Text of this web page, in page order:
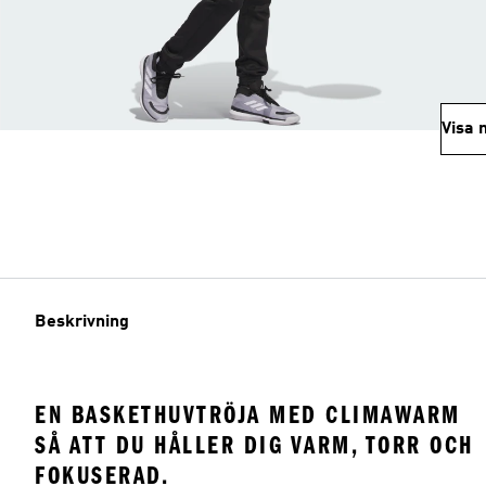
Visa
Beskrivning
EN BASKETHUVTRÖJA MED CLIMAWARM
SÅ ATT DU HÅLLER DIG VARM, TORR OCH
FOKUSERAD.